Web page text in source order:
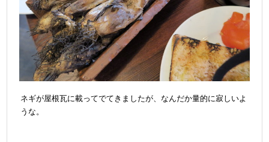
ネギが屋根瓦に載ってでてきましたが、なんだか量的に寂しいよ
うな。